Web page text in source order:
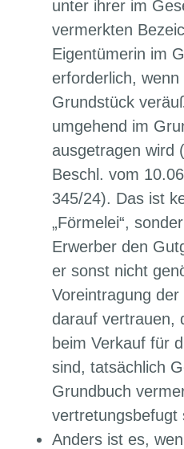
unter ihrer im
vermerkten
Eigentümerin im
erforderlich,
Grundstück
umgehend im
ausgetragen wird
Beschl. vom
345/24). Das ist
„Förmelei“,
Erwerber den
er sonst nicht
Voreintragung
darauf vertrauen,
beim Verkauf für
sind, tatsächlich
Grundbuch
vertretungsbefugt
Anders ist es,